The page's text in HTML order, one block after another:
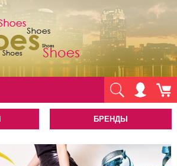
БРЕНДЫ